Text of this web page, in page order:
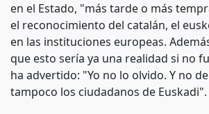
en el Estado, "más tarde o más
el reconocimiento del catalán, el
en las instituciones europeas.
que esto sería ya una realidad si no
ha advertido: "Yo no lo olvido. Y no
tampoco los ciudadanos de Euskadi".